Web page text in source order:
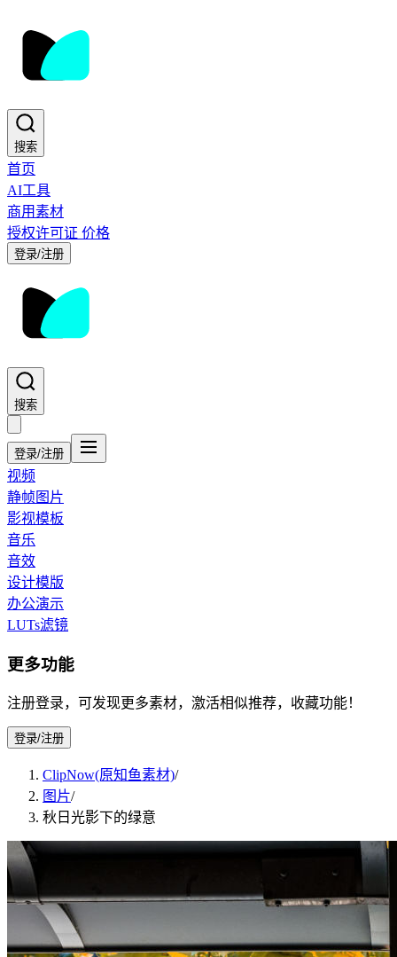
搜索
首页
AI工具
商用素材
授权许可证 价格
登录/注册
搜索
登录/注册
视频
静帧图片
影视模板
音乐
音效
设计模版
办公演示
LUTs滤镜
更多功能
注册登录，可发现更多素材，激活相似推荐，收藏功能！
登录/注册
ClipNow(原知鱼素材)/
图片/
秋日光影下的绿意